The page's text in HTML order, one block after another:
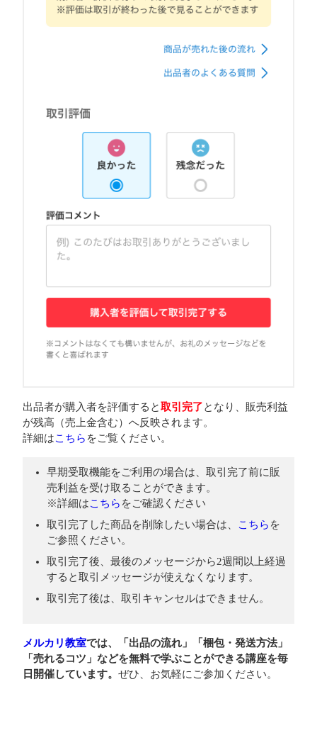
出品者が購入者を評価すると取引完了となり、販売利益
が残高（売上金含む）へ反映されます。
詳細はこちら をご覧ください。
早期受取機能をご利用の場合は、取引完了前に販
売利益を受け取ることができます。
※詳細はこちら をご確認ください
取引完了した商品を削除したい場合は、
こちら を
ご参照ください。
取引完了後、最後のメッセージから2週間以上経過
すると取引メッセージが使えなくなります。
取引完了後は、取引キャンセルはできません。
メルカリ教室では、「出品の流れ」「梱包・発送方法」
「売れるコツ」などを無料で学ぶことができる講座を毎
日開催しています。 ぜひ、お気軽にご参加ください。